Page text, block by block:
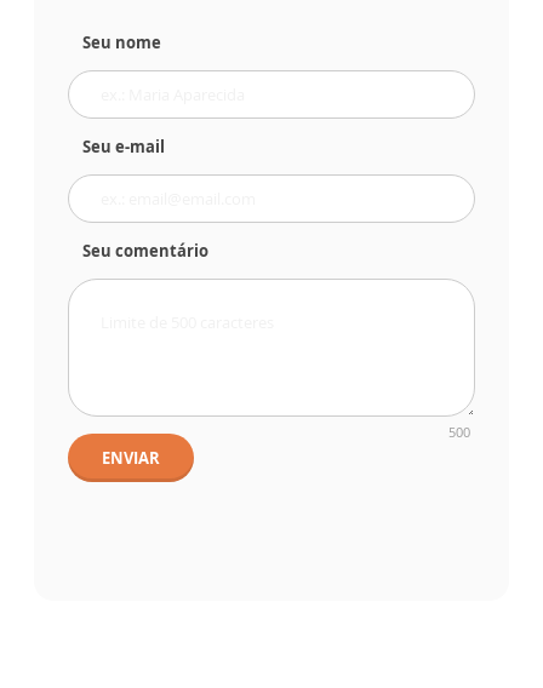
Seu nome
Seu e-mail
Seu comentário
500
ENVIAR